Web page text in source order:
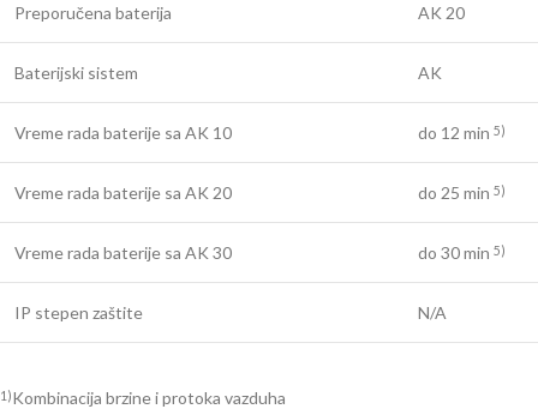
Preporučena baterija AK 20
Baterijski sistem AK
Vreme rada baterije sa AK 10 do 12 min 5)
Vreme rada baterije sa AK 20 do 25 min 5)
Vreme rada baterije sa AK 30 do 30 min 5)
IP stepen zaštite N/A
1)Kombinacija brzine i protoka vazduha